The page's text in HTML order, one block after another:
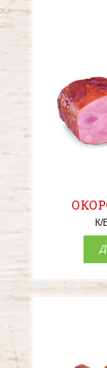
К/